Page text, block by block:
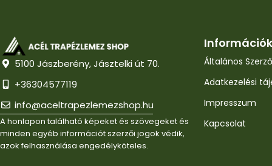
5100 Jászberény, Jásztelki út 70.
+36304577119
info@aceltrapezlemezshop.hu
A honlapon található képeket és szövegeket és
minden egyéb információt szerzői jogok védik,
azok felhasználása engedélyköteles.
Információk
Általános
Adatkezelési
Impresszum
Kapcsolat